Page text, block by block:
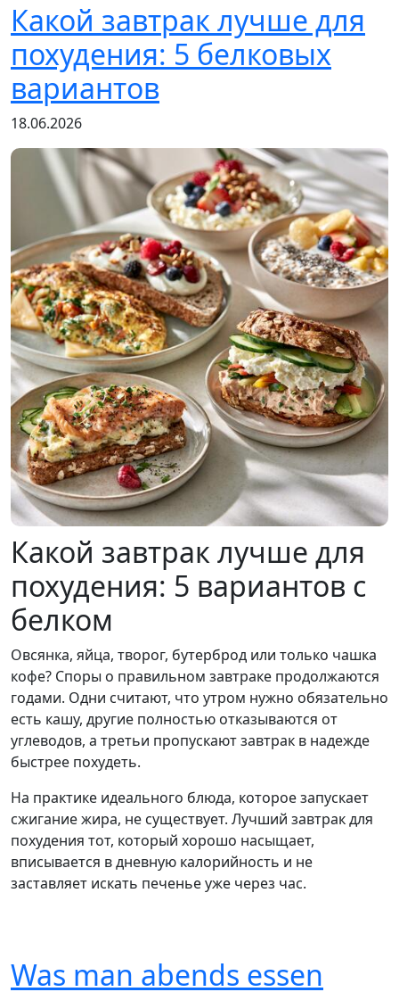
Какой завтрак лучше для
похудения: 5 белковых
вариантов
18.06.2026
Какой завтрак лучше для
похудения: 5 вариантов с
белком
Овсянка, яйца, творог, бутерброд или только чашка
кофе? Споры о правильном завтраке продолжаются
годами. Одни считают, что утром нужно обязательно
есть кашу, другие полностью отказываются от
углеводов, а третьи пропускают завтрак в надежде
быстрее похудеть.
На практике идеального блюда, которое запускает
сжигание жира, не существует. Лучший завтрак для
похудения тот, который хорошо насыщает,
вписывается в дневную калорийность и не
заставляет искать печенье уже через час.
Was man abends essen